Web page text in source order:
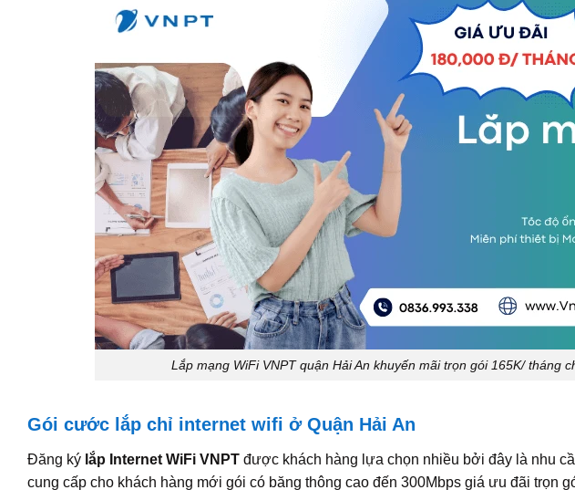
Lắp mạng WiFi VNPT quận Hải An khuyến mãi trọn gói 165K/ tháng
Gói cước lắp chỉ internet wifi ở Quận Hải An
Đăng ký lắp Internet WiFi VNPT được khách hàng lựa chọn nhiều bởi đây là nhu
cung cấp cho khách hàng mới gói có băng thông cao đến 300Mbps giá ưu đãi trọn